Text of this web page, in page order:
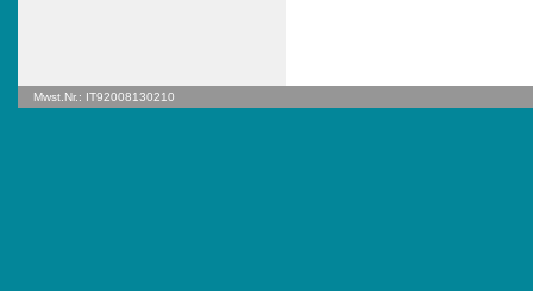
Mwst.Nr.: IT92008130210